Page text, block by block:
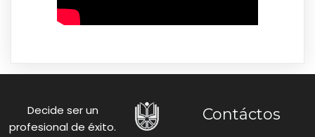
Decide ser un
profesional de éxito.
Contáctos